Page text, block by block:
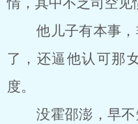
他儿子有本事，
了，还逼他认可那
度。
没霍邵澎，早不